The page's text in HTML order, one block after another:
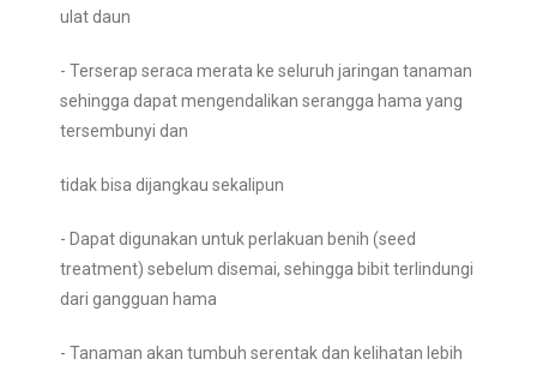
ulat daun
- Terserap seraca merata ke seluruh jaringan tanaman
sehingga dapat mengendalikan serangga hama yang
tersembunyi dan
tidak bisa dijangkau sekalipun
- Dapat digunakan untuk perlakuan benih (seed
treatment) sebelum disemai, sehingga bibit terlindungi
dari gangguan hama
- Tanaman akan tumbuh serentak dan kelihatan lebih